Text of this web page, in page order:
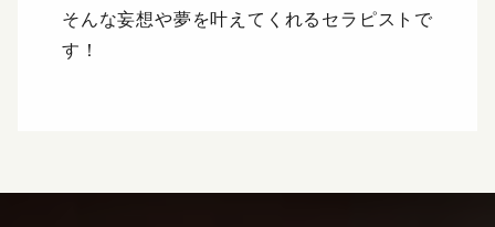
そんな妄想や夢を叶えてくれるセラピストで
す！